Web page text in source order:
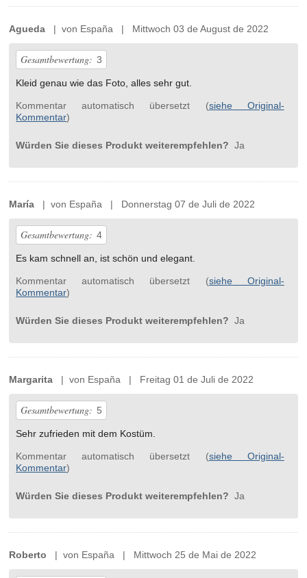
Agueda | von España | Mittwoch 03 de August de 2022
Gesamtbewertung: 3
Kleid genau wie das Foto, alles sehr gut.
Kommentar automatisch übersetzt (siehe Original-
Kommentar)
Würden Sie dieses Produkt weiterempfehlen? Ja
María | von España | Donnerstag 07 de Juli de 2022
Gesamtbewertung: 4
Es kam schnell an, ist schön und elegant.
Kommentar automatisch übersetzt (siehe Original-
Kommentar)
Würden Sie dieses Produkt weiterempfehlen? Ja
Margarita | von España | Freitag 01 de Juli de 2022
Gesamtbewertung: 5
Sehr zufrieden mit dem Kostüm.
Kommentar automatisch übersetzt (siehe Original-
Kommentar)
Würden Sie dieses Produkt weiterempfehlen? Ja
Roberto | von España | Mittwoch 25 de Mai de 2022